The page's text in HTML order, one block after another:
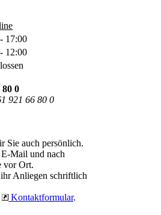
17:00
12:00
80 0
921 66 80 0
Sie auch persönlich.
Mail und nach
vor Ort.
Anliegen schriftlich
Kontaktformular.